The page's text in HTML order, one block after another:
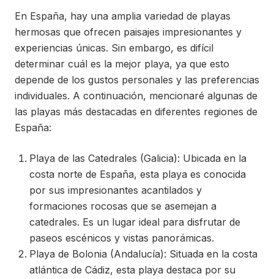
En España, hay una amplia variedad de playas
hermosas que ofrecen paisajes impresionantes y
experiencias únicas. Sin embargo, es difícil
determinar cuál es la mejor playa, ya que esto
depende de los gustos personales y las preferencias
individuales. A continuación, mencionaré algunas de
las playas más destacadas en diferentes regiones de
España:
Playa de las Catedrales (Galicia): Ubicada en la
costa norte de España, esta playa es conocida
por sus impresionantes acantilados y
formaciones rocosas que se asemejan a
catedrales. Es un lugar ideal para disfrutar de
paseos escénicos y vistas panorámicas.
Playa de Bolonia (Andalucía): Situada en la costa
atlántica de Cádiz, esta playa destaca por su